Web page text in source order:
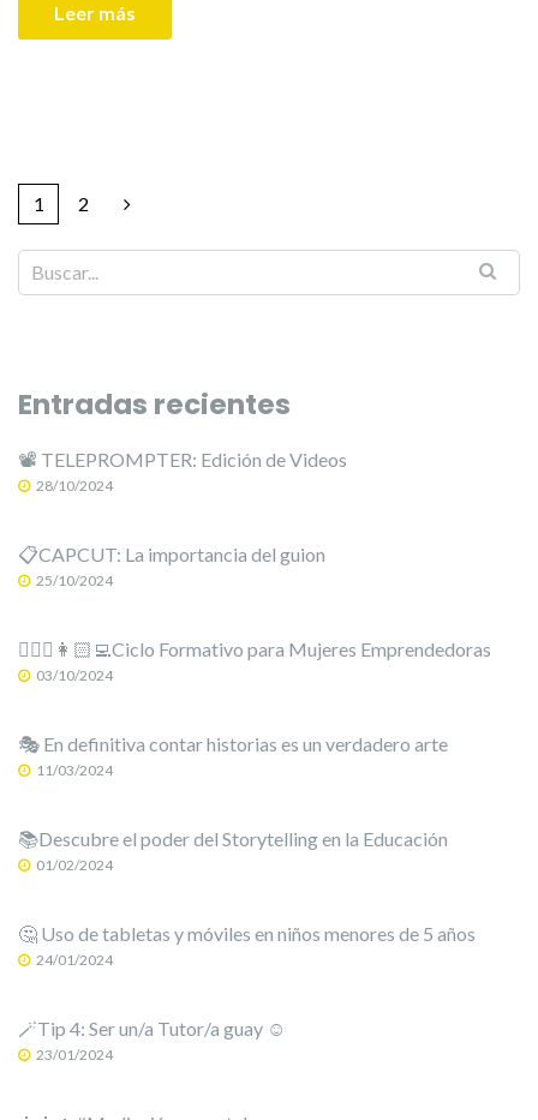
Leer más
1 2
Entradas recientes
📽️ TELEPROMPTER: Edición de Videos
28/10/2024
📋CAPCUT: La importancia del guion
25/10/2024
🙋🏻‍♀️👩🏻‍💻Ciclo Formativo para Mujeres Emprendedoras
03/10/2024
🎭 En definitiva contar historias es un verdadero arte
11/03/2024
📚Descubre el poder del Storytelling en la Educación
01/02/2024
🤔 Uso de tabletas y móviles en niños menores de 5 años
24/01/2024
🪄Tip 4: Ser un/a Tutor/a guay ☺️
23/01/2024